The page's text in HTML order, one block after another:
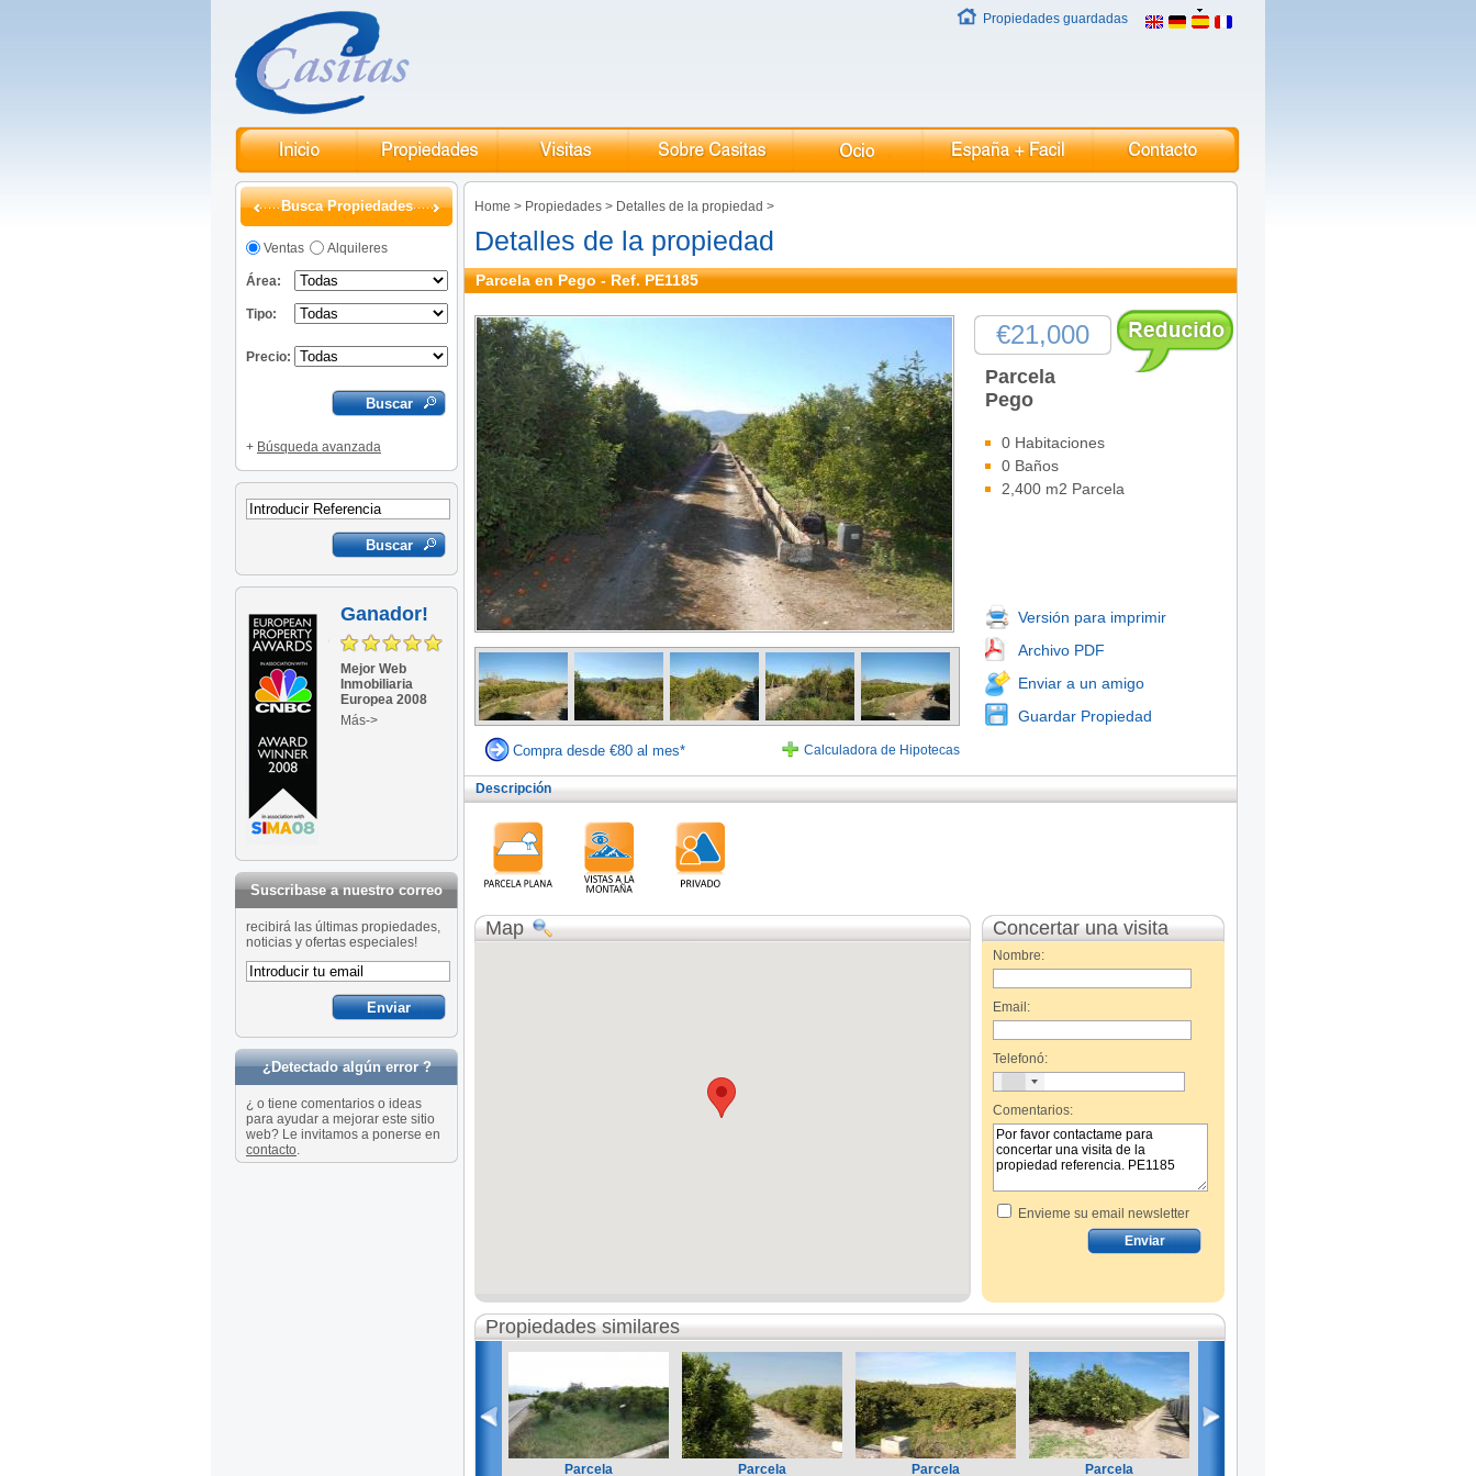
Propiedades guardadas
Busca Propiedades
Ventas Alquileres
Área:
Tipo:
Precio:
+ Búsqueda avanzada
Ganador!
Mejor Web
Inmobiliaria
Europea 2008
Más->
Suscribase a nuestro correo
recibirá las últimas propiedades,
noticias y ofertas especiales!
¿Detectado algún error ?
¿ o tiene comentarios o ideas
para ayudar a mejorar este sitio
web? Le invitamos a ponerse en
contacto.
Home > Propiedades > Detalles de la propiedad >
Detalles de la propiedad
Parcela en Pego - Ref. PE1185
€21,000
Parcela
Pego
0 Habitaciones
0 Baños
2,400 m2 Parcela
Versión para imprimir
Archivo PDF
Enviar a un amigo
Guardar Propiedad
Calculadora de Hipotecas
Compra desde €80 al mes*
Descripción
Map Concertar una visita
Nombre:
Email:
Telefonó:
Comentarios:
Envieme su email newsletter
Propiedades similares
Parcela Parcela Parcela Parcela